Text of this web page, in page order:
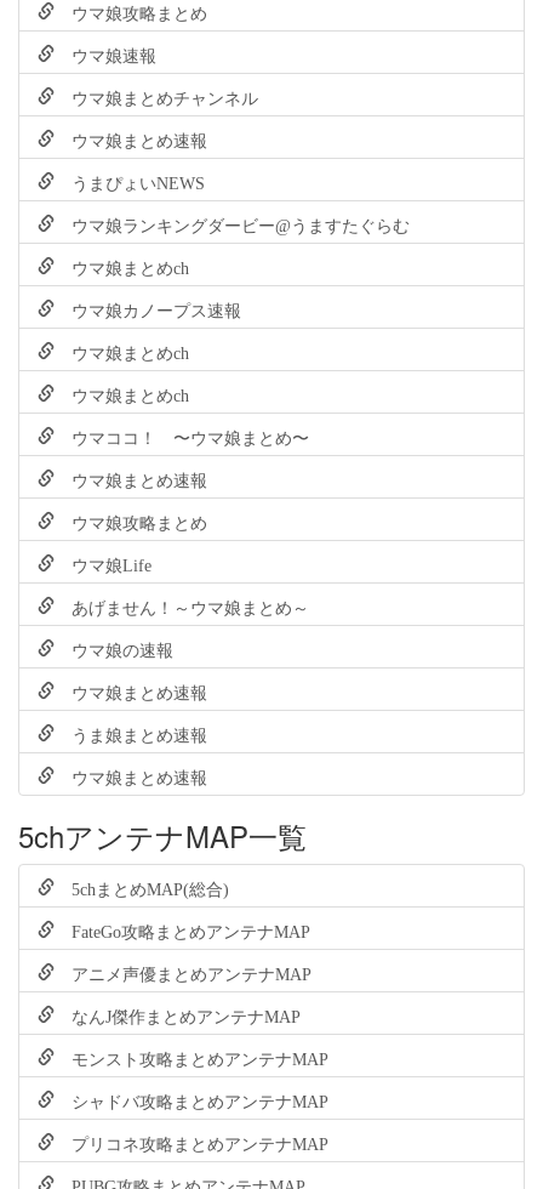
ウマ娘攻略まとめ
ウマ娘速報
ウマ娘まとめチャンネル
ウマ娘まとめ速報
うまぴょいNEWS
ウマ娘ランキングダービー@うますたぐらむ
ウマ娘まとめch
ウマ娘カノープス速報
ウマ娘まとめch
ウマ娘まとめch
ウマココ！ 〜ウマ娘まとめ〜
ウマ娘まとめ速報
ウマ娘攻略まとめ
ウマ娘Life
あげません！～ウマ娘まとめ～
ウマ娘の速報
ウマ娘まとめ速報
うま娘まとめ速報
ウマ娘まとめ速報
5chアンテナMAP一覧
5chまとめMAP(総合)
FateGo攻略まとめアンテナMAP
アニメ声優まとめアンテナMAP
なんJ傑作まとめアンテナMAP
モンスト攻略まとめアンテナMAP
シャドバ攻略まとめアンテナMAP
プリコネ攻略まとめアンテナMAP
PUBG攻略まとめアンテナMAP